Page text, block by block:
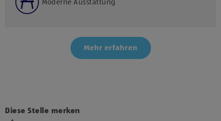
Moderne Ausstattung
Mehr erfahren
Diese Stelle merken